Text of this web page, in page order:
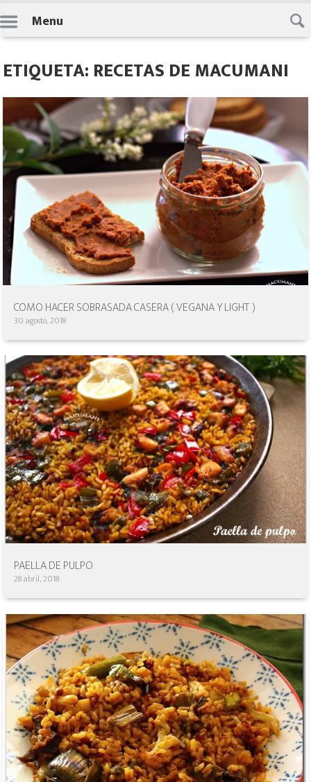
Skip
to
content
Menu
ETIQUETA: RECETAS DE MACUMANI
COMO HACER SOBRASADA CASERA ( VEGANA Y LIGHT )
30 agosto, 2018
PAELLA DE PULPO
28 abril, 2018